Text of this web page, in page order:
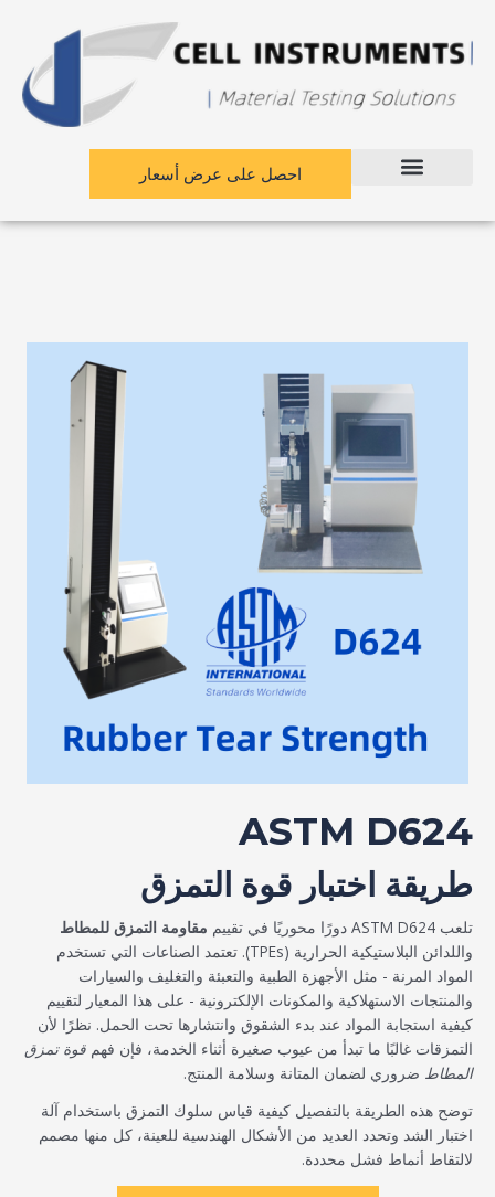
المحتوى
احصل على عرض أسعار
ASTM D624
طريقة اختبار قوة التمزق
تلعب ASTM D624 دورًا محوريًا في تقييم
مقاومة التمزق للمطاط
واللدائن البلاستيكية الحرارية (TPEs). تعتمد الصناعات التي تستخدم
المواد المرنة - مثل الأجهزة الطبية والتعبئة والتغليف والسيارات
والمنتجات الاستهلاكية والمكونات الإلكترونية - على هذا المعيار لتقييم
كيفية استجابة المواد عند بدء الشقوق وانتشارها تحت الحمل. نظرًا لأن
التمزقات غالبًا ما تبدأ من عيوب صغيرة أثناء الخدمة، فإن فهم قوة تمزق
المطاط ضروري لضمان المتانة وسلامة المنتج.
توضح هذه الطريقة بالتفصيل كيفية قياس سلوك التمزق باستخدام آلة
اختبار الشد وتحدد العديد من الأشكال الهندسية للعينة، كل منها مصمم
لالتقاط أنماط فشل محددة.